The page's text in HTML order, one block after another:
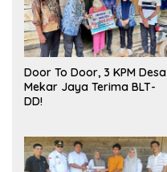
Door To Door, 3 KPM Desa
Mekar Jaya Terima BLT-
DD!